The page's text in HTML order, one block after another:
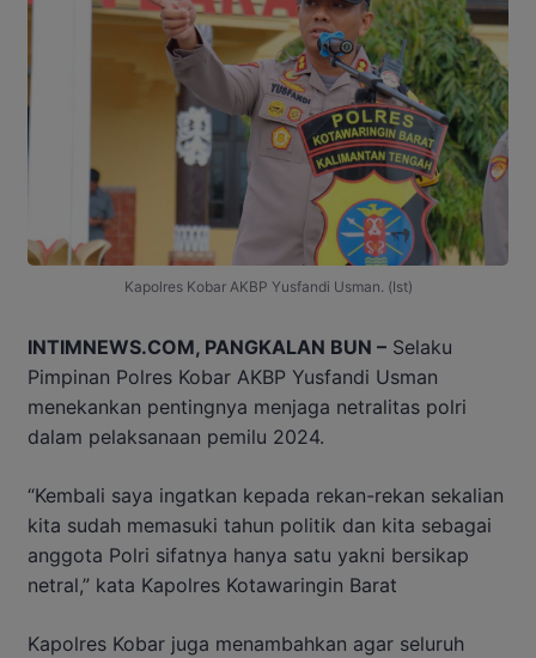
Kapolres Kobar AKBP Yusfandi Usman. (Ist)
INTIMNEWS.COM, PANGKALAN BUN – Selaku
Pimpinan Polres Kobar AKBP Yusfandi Usman
menekankan pentingnya menjaga netralitas polri
dalam pelaksanaan pemilu 2024.
“Kembali saya ingatkan kepada rekan-rekan sekalian
kita sudah memasuki tahun politik dan kita sebagai
anggota Polri sifatnya hanya satu yakni bersikap
netral,” kata Kapolres Kotawaringin Barat
Kapolres Kobar juga menambahkan agar seluruh